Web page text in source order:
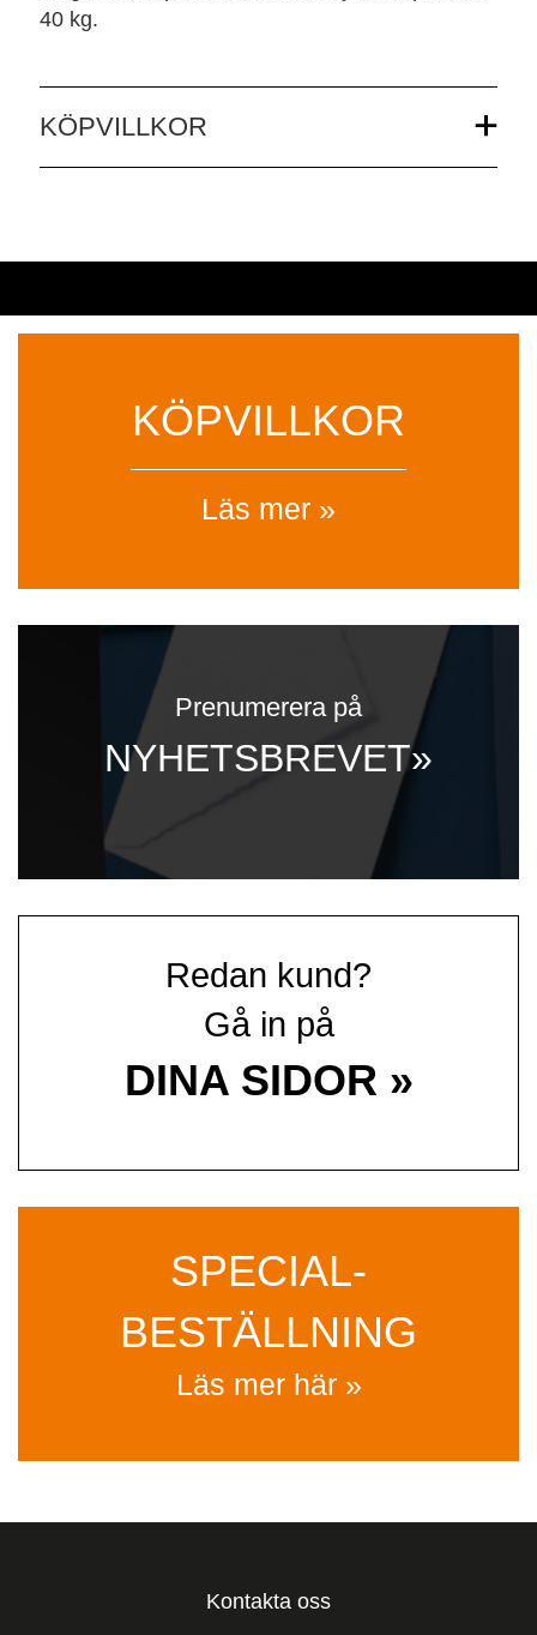
40 kg.
KÖPVILLKOR
KÖPVILLKOR
Läs mer »
Prenumerera på
NYHETSBREVET»
Redan kund?
Gå in på
DINA SIDOR »
SPECIAL­
BESTÄLLNING
Läs mer här »
Kontakta oss